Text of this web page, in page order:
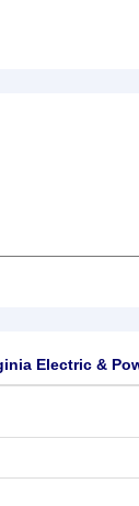
Electric &